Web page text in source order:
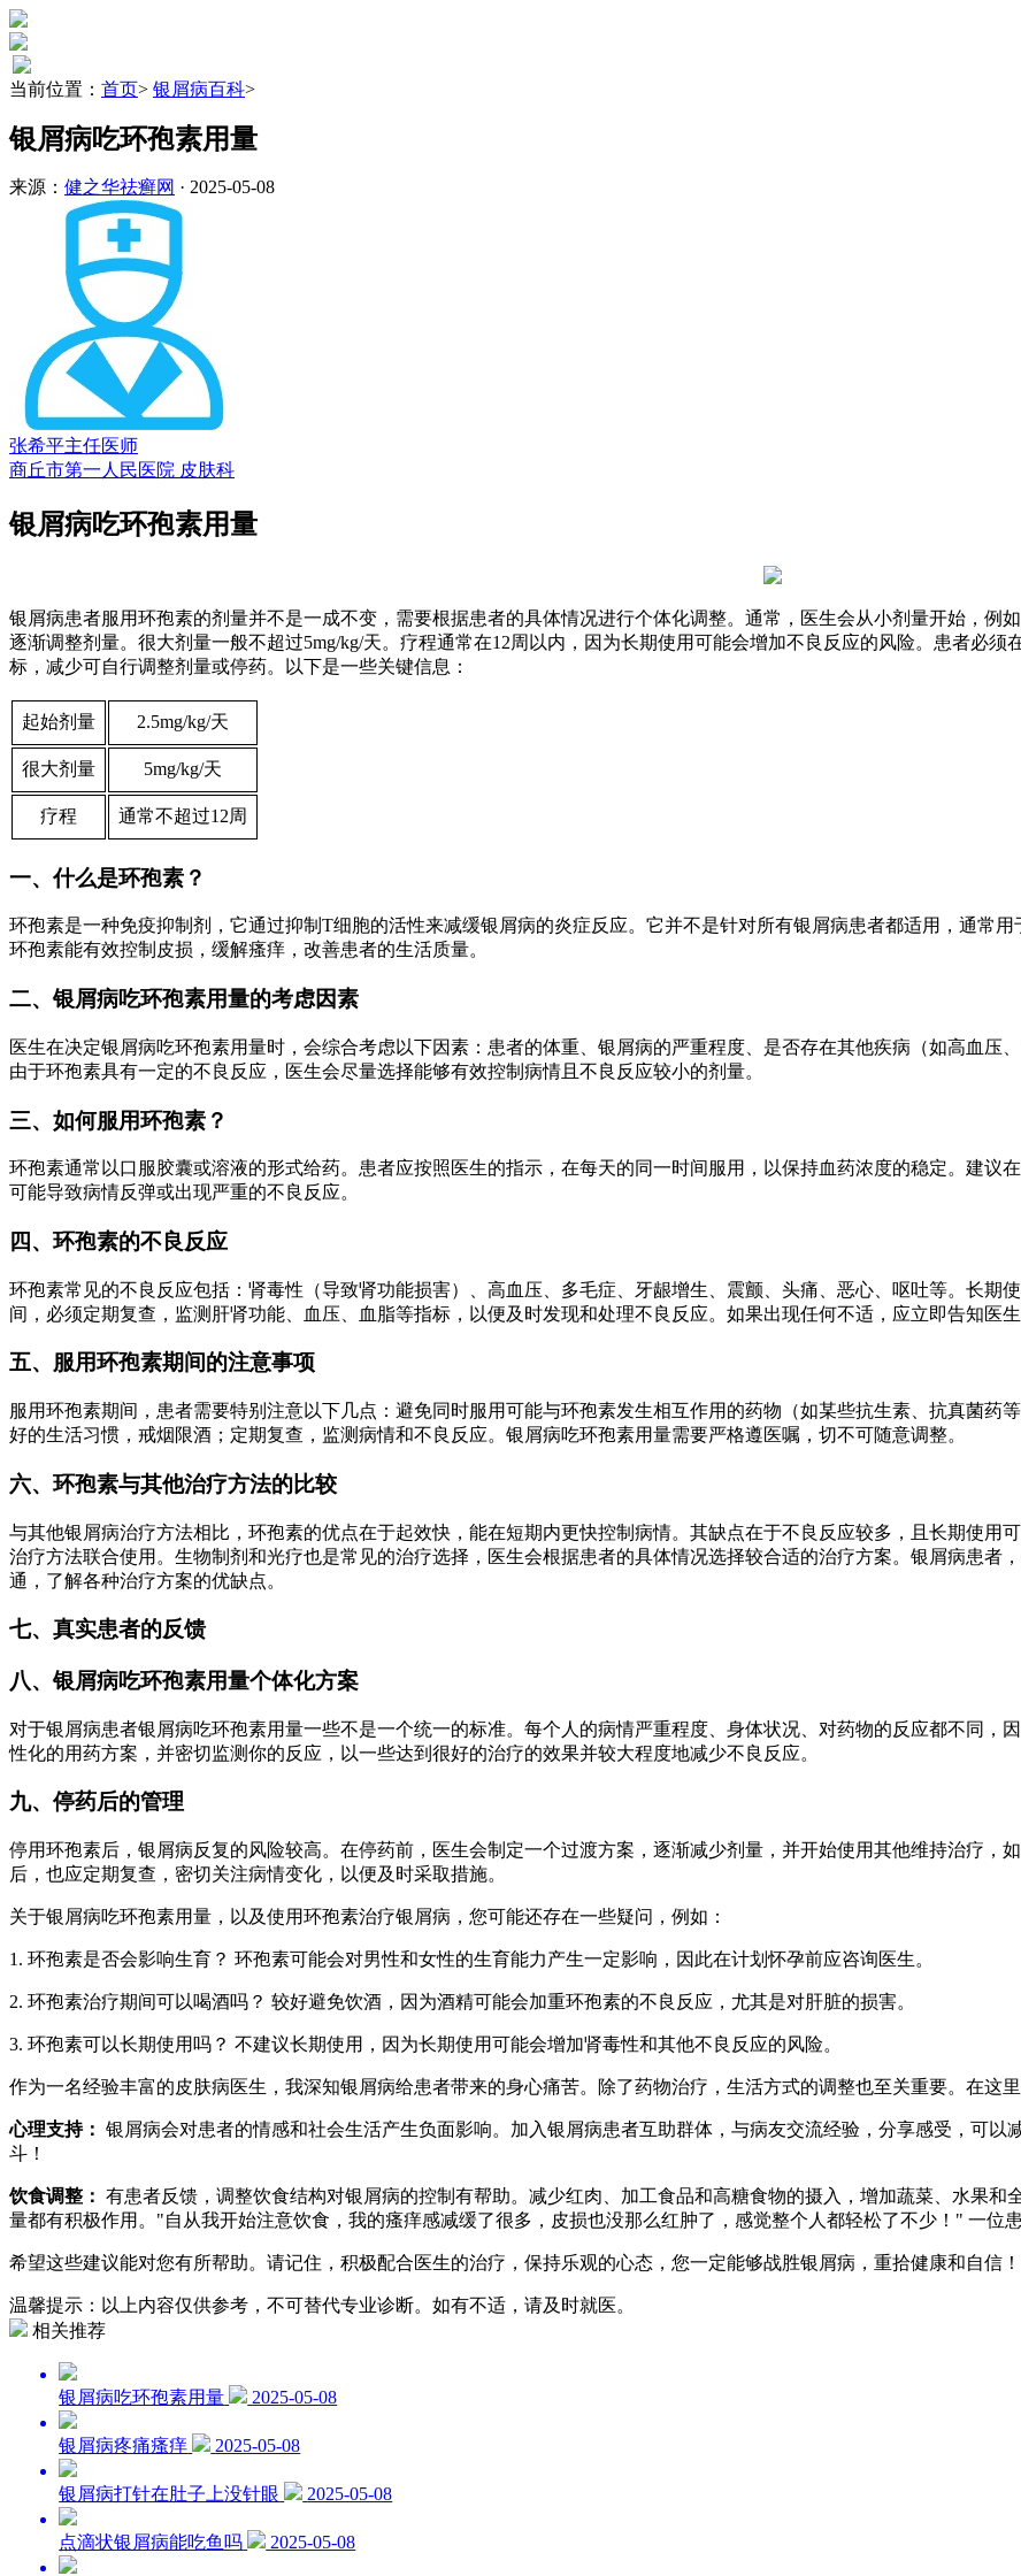
当前位置： 首页> 银屑病百科>
银屑病吃环孢素用量
来源： 健之华祛癣网 · 2025-05-08
张希平主任医师
商丘市第一人民医院 皮肤科
银屑病吃环孢素用量
银屑病患者服用环孢素的剂量并不是一成不变，需要根据患者的具体情况进行个体化调整。通常，医生会从小剂量开始，例
逐渐调整剂量。很大剂量一般不超过5mg/kg/天。疗程通常在12周以内，因为长期使用可能会增加不良反应的风险。患者必
标，减少可自行调整剂量或停药。以下是一些关键信息：
起始剂量 2.5mg/kg/天
很大剂量 5mg/kg/天
疗程 通常不超过12周
一、什么是环孢素？
环孢素是一种免疫抑制剂，它通过抑制T细胞的活性来减缓银屑病的炎症反应。它并不是针对所有银屑病患者都适用，通常
环孢素能有效控制皮损，缓解瘙痒，改善患者的生活质量。
二、银屑病吃环孢素用量的考虑因素
医生在决定银屑病吃环孢素用量时，会综合考虑以下因素：患者的体重、银屑病的严重程度、是否存在其他疾病（如高血压
由于环孢素具有一定的不良反应，医生会尽量选择能够有效控制病情且不良反应较小的剂量。
三、如何服用环孢素？
环孢素通常以口服胶囊或溶液的形式给药。患者应按照医生的指示，在每天的同一时间服用，以保持血药浓度的稳定。建议
可能导致病情反弹或出现严重的不良反应。
四、环孢素的不良反应
环孢素常见的不良反应包括：肾毒性（导致肾功能损害）、高血压、多毛症、牙龈增生、震颤、头痛、恶心、呕吐等。长期
间，必须定期复查，监测肝肾功能、血压、血脂等指标，以便及时发现和处理不良反应。如果出现任何不适，应立即告知医生
五、服用环孢素期间的注意事项
服用环孢素期间，患者需要特别注意以下几点：避免同时服用可能与环孢素发生相互作用的药物（如某些抗生素、抗真菌药
好的生活习惯，戒烟限酒；定期复查，监测病情和不良反应。银屑病吃环孢素用量需要严格遵医嘱，切不可随意调整。
六、环孢素与其他治疗方法的比较
与其他银屑病治疗方法相比，环孢素的优点在于起效快，能在短期内更快控制病情。其缺点在于不良反应较多，且长期使用
治疗方法联合使用。生物制剂和光疗也是常见的治疗选择，医生会根据患者的具体情况选择较合适的治疗方案。银屑病患者
通，了解各种治疗方案的优缺点。
七、真实患者的反馈
八、银屑病吃环孢素用量个体化方案
对于银屑病患者银屑病吃环孢素用量一些不是一个统一的标准。每个人的病情严重程度、身体状况、对药物的反应都不同，
性化的用药方案，并密切监测你的反应，以一些达到很好的治疗的效果并较大程度地减少不良反应。
九、停药后的管理
停用环孢素后，银屑病反复的风险较高。在停药前，医生会制定一个过渡方案，逐渐减少剂量，并开始使用其他维持治疗，
后，也应定期复查，密切关注病情变化，以便及时采取措施。
关于银屑病吃环孢素用量，以及使用环孢素治疗银屑病，您可能还存在一些疑问，例如：
1. 环孢素是否会影响生育？ 环孢素可能会对男性和女性的生育能力产生一定影响，因此在计划怀孕前应咨询医生。
2. 环孢素治疗期间可以喝酒吗？ 较好避免饮酒，因为酒精可能会加重环孢素的不良反应，尤其是对肝脏的损害。
3. 环孢素可以长期使用吗？ 不建议长期使用，因为长期使用可能会增加肾毒性和其他不良反应的风险。
作为一名经验丰富的皮肤病医生，我深知银屑病给患者带来的身心痛苦。除了药物治疗，生活方式的调整也至关重要。在这
心理支持： 银屑病会对患者的情感和社会生活产生负面影响。加入银屑病患者互助群体，与病友交流经验，分享感受，可
斗！
饮食调整： 有患者反馈，调整饮食结构对银屑病的控制有帮助。减少红肉、加工食品和高糖食物的摄入，增加蔬菜、水果
量都有积极作用。"自从我开始注意饮食，我的瘙痒感减缓了很多，皮损也没那么红肿了，感觉整个人都轻松了不少！" 一位患
希望这些建议能对您有所帮助。请记住，积极配合医生的治疗，保持乐观的心态，您一定能够战胜银屑病，重拾健康和自信！
温馨提示：以上内容仅供参考，不可替代专业诊断。如有不适，请及时就医。
相关推荐
银屑病吃环孢素用量 2025-05-08
银屑病疼痛瘙痒 2025-05-08
银屑病打针在肚子上没针眼 2025-05-08
点滴状银屑病能吃鱼吗 2025-05-08